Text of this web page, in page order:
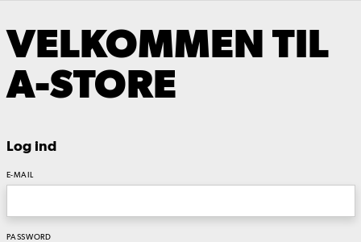
VELKOMMEN TIL
A-STORE
Log ind
E-MAIL
PASSWORD